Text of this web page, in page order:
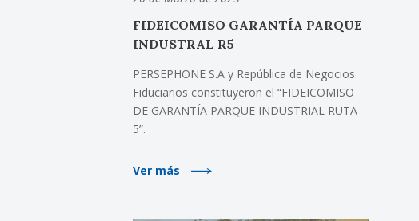
FIDEICOMISO GARANTÍA PARQUE
INDUSTRAL R5
PERSEPHONE S.A y República de Negocios
Fiduciarios constituyeron el “FIDEICOMISO
DE GARANTÍA PARQUE INDUSTRIAL RUTA
5”.
Ver más